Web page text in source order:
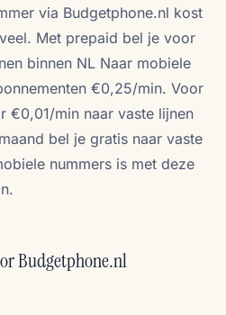
via Budgetphone.nl kost
Met prepaid bel je voor
binnen NL Naar mobiele
€0,25/min. Voor
€0,01/min naar vaste lijnen
bel je gratis naar vaste
nummers is met deze
Budgetphone.nl